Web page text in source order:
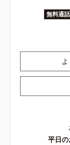
無料通話
平日